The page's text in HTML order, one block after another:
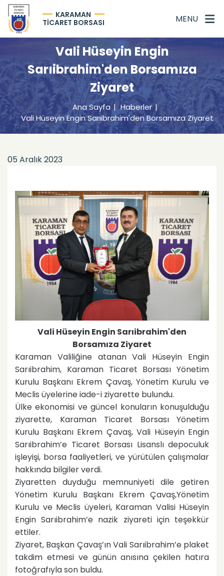
KARAMAN
TİCARET BORSASI
MENU
Vali Hüseyin Engin
Sarıibrahim'den Borsamıza
Ziyaret
Ana Sayfa
Haberler
Vali Hüseyin Engin Sarıibrahim'den Borsamıza Ziyaret
05 Aralık 2023
Vali Hüseyin Engin Sarıibrahim'den
Borsamıza Ziyaret
Karaman Valiliğine atanan Vali Hüseyin Engin
Sarıibrahim, Karaman Ticaret Borsası Yönetim
Kurulu Başkanı Ekrem Çavaş, Yönetim Kurulu ve
Meclis üyelerine iade-i ziyarette bulundu.
Ülke ekonomisi ve güncel konuların konuşulduğu
ziyarette, Karaman Ticaret Borsası Yönetim
Kurulu Başkanı Ekrem Çavaş, Vali Hüseyin Engin
Sarıibrahim’e Ticaret Borsası Lisanslı depoculuk
işleyişi, borsa faaliyetleri, ve yürütülen çalışmalar
hakkında bilgiler verdi.
Ziyaretten duyduğu memnuniyeti dile getiren
Yönetim Kurulu Başkanı Ekrem Çavaş,Yönetim
Kurulu ve Meclis üyeleri, Karaman Valisi Hüseyin
Engin Sarıibrahim’e nazik ziyareti için teşekkür
ettiler.
Ziyaret, Başkan Çavaş’ın Vali Sarıibrahim’e plaket
takdim etmesi ve günün anısına çekilen hatıra
fotoğrafıyla son buldu.